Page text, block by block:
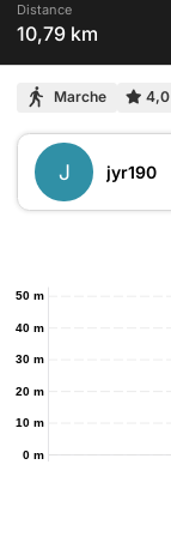
Distance
10,79 km
Marche 4,0
J jyr190
0 m
10 m
20 m
30 m
40 m
50 m